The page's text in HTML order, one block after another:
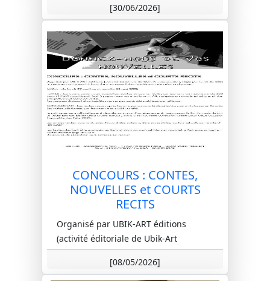
[30/06/2026]
CONCOURS : CONTES,
NOUVELLES et COURTS
RECITS
Organisé par UBIK-ART éditions
(activité éditoriale de Ubik-Art
association, régie par la loi de 1901)
ce concours est ouvert à tous dans
[08/05/2026]